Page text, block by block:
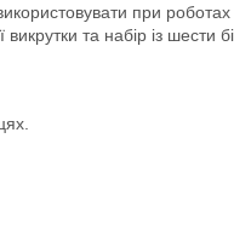
при
та набір із шести